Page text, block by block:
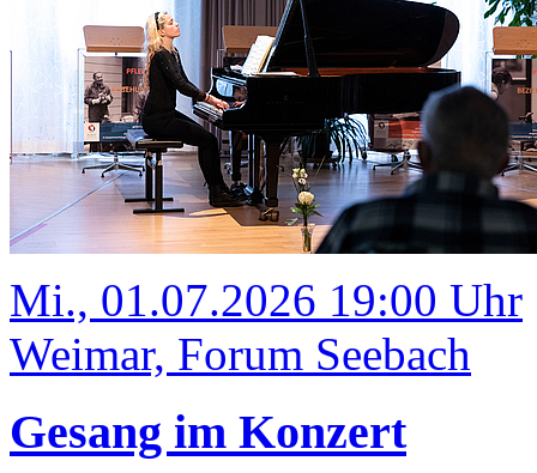
Mi., 01.07.2026 19:00 Uhr
Weimar, Forum Seebach
Gesang im Konzert